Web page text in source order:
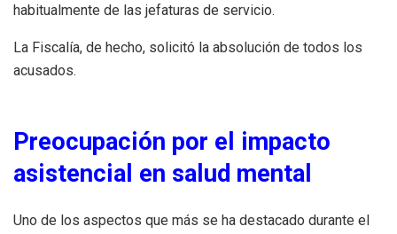
habitualmente de las jefaturas de servicio.
La Fiscalía, de hecho, solicitó la absolución de todos los
acusados.
Preocupación por el impacto
asistencial en salud mental
Uno de los aspectos que más se ha destacado durante el